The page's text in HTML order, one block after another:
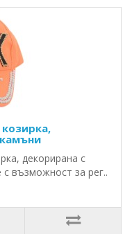
декорирана с
възможност за рег..